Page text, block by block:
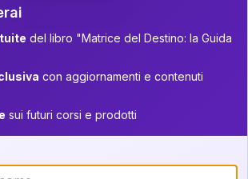
+2 6
22
+6 10
+4 16
33.5-34
34-36
37.5-38.5
38.5-39
della Matrice:
Significato e
zona per leggere la definizione e
del libro "Matrice del Destino: la Guida
con aggiornamenti e contenuti
sui futuri corsi e prodotti